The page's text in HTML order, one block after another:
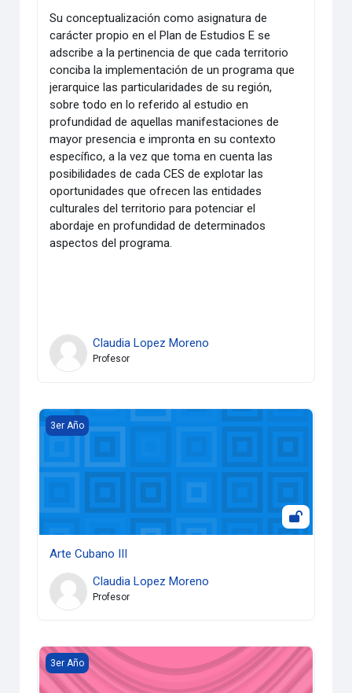
Su conceptualización como asignatura de
carácter propio en el Plan de Estudios E se
adscribe a la pertinencia de que cada territorio
conciba la implementación de un programa que
jerarquice las particularidades de su región,
sobre todo en lo referido al estudio en
profundidad de aquellas manifestaciones de
mayor presencia e impronta en su contexto
específico, a la vez que toma en cuenta las
posibilidades de cada CES de explotar las
oportunidades que ofrecen las entidades
culturales del territorio para potenciar el
abordaje en profundidad de determinados
aspectos del programa.
Claudia Lopez Moreno
Profesor
Arte Cubano III
3er Año
Arte Cubano III
Claudia Lopez Moreno
Profesor
Arte del Caribe II
3er Año